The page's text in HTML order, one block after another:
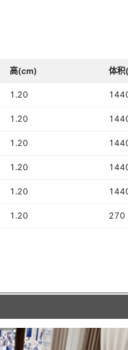
否
不配送上门
否
波导线 波导线150*800
高(cm) 体积
1.20
1.20
1.20
1.20
1.20
1.20 270